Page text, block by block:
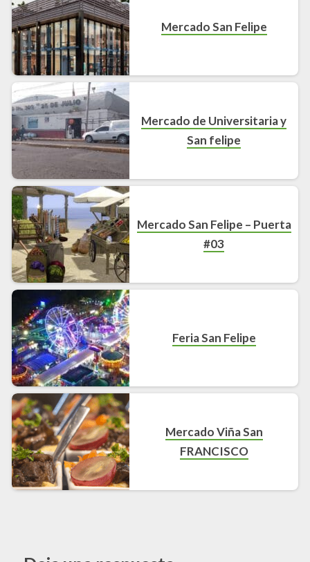
Mercado San Felipe
Mercado de Universitaria y
San felipe
Mercado San Felipe – Puerta
#03
Feria San Felipe
Mercado Viña San
FRANCISCO